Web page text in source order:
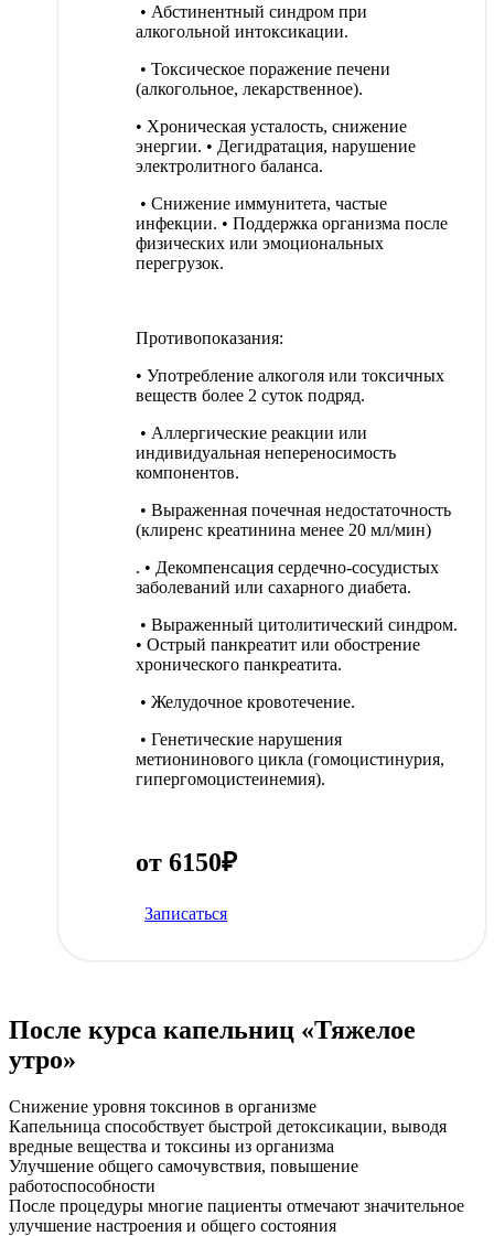
• Абстинентный синдром при
алкогольной интоксикации.
• Токсическое поражение печени
(алкогольное, лекарственное).
• Хроническая усталость, снижение
энергии. • Дегидратация, нарушение
электролитного баланса.
• Снижение иммунитета, частые
инфекции. • Поддержка организма после
физических или эмоциональных
перегрузок.
Противопоказания:
• Употребление алкоголя или токсичных
веществ более 2 суток подряд.
• Аллергические реакции или
индивидуальная непереносимость
компонентов.
• Выраженная почечная недостаточность
(клиренс креатинина менее 20 мл/мин)
. • Декомпенсация сердечно-сосудистых
заболеваний или сахарного диабета.
• Выраженный цитолитический синдром.
• Острый панкреатит или обострение
хронического панкреатита.
• Желудочное кровотечение.
• Генетические нарушения
метионинового цикла (гомоцистинурия,
гипергомоцистеинемия).
от 6150₽
Записаться
После курса капельниц «Тяжелое
утро»
Снижение уровня токсинов в организме
Капельница способствует быстрой детоксикации, выводя
вредные вещества и токсины из организма
Улучшение общего самочувствия, повышение
работоспособности
После процедуры многие пациенты отмечают значительное
улучшение настроения и общего состояния